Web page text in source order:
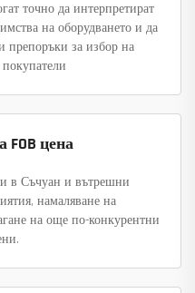
точно да интерпретират
на оборудването и да
препоръки за избор на
FOB цена
в Съчуан и вътрешни
намаляване на
на още по-конкурентни